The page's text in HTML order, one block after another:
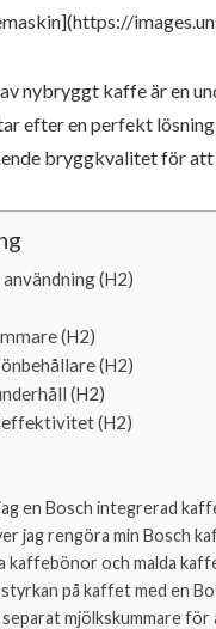
nybryggt kaffe är en
efter en perfekt
bryggkvalitet för
(H2)
(H2)
(H2)
(H2)
(H2)
en Bosch integrerad
jag rengöra min Bosch
kaffebönor och malda
på kaffet med en
separat mjölkskummare